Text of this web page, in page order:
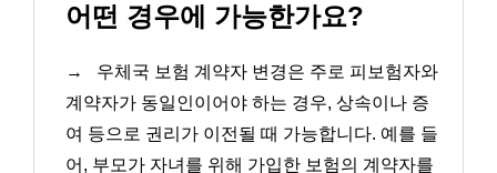
어떤 경우에 가능한가요?
→
우체국 보험 계약자 변경은 주로 피보험자와
계약자가 동일인이어야 하는 경우, 상속이나 증
여 등으로 권리가 이전될 때 가능합니다. 예를 들
어, 부모가 자녀를 위해 가입한 보험의 계약자를